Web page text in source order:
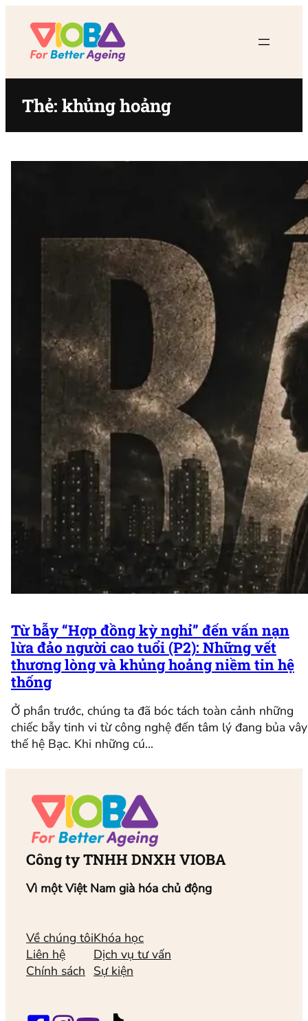
dung
Thẻ: khủng hoảng
Từ bẫy “Hợp đồng kỳ nghỉ” đến vấn nạn
lừa đảo người cao tuổi (P2): Những vết
thương lòng và khủng hoảng niềm tin hệ
thống
Ở phần trước, chúng ta đã bóc tách toàn cảnh những
chiếc bẫy tinh vi từ công nghệ đến tâm lý đang bủa vây
thế hệ Bạc. Khi những cú…
Công ty TNHH DNXH VIOBA
Vì một Việt Nam già hóa chủ động
Về chúng tôi
Liên hệ
Chính sách
Khóa học
Dịch vụ tư vấn
Sự kiện